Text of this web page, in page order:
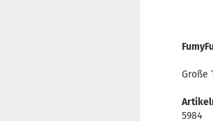
Große
5984